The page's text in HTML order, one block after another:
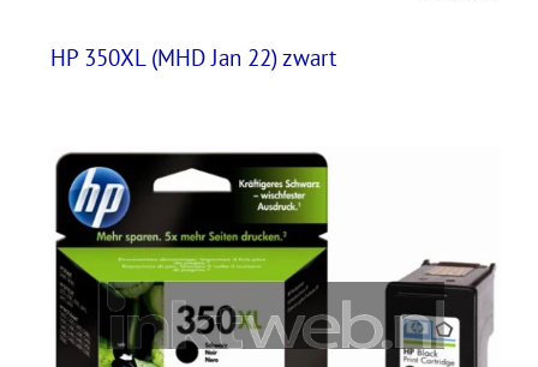
HP 350XL (MHD Jan 22) zwart